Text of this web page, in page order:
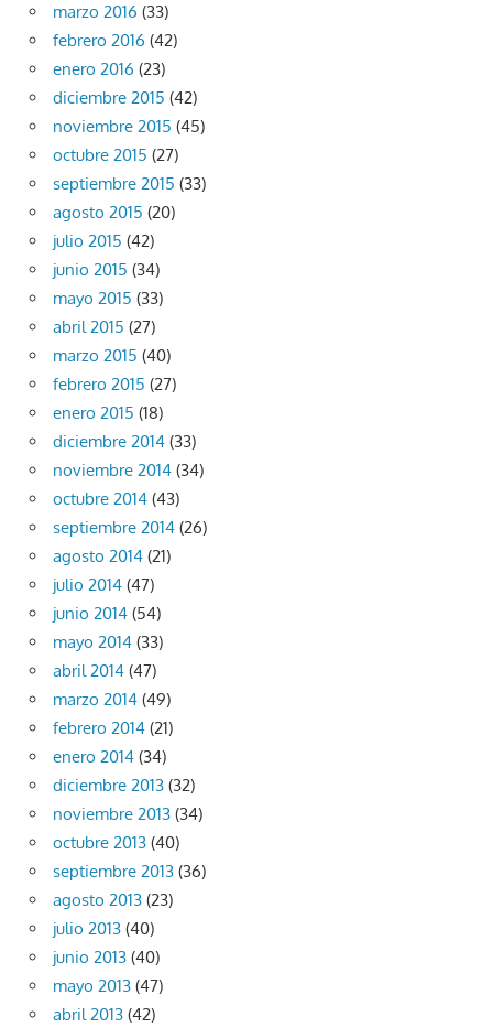
marzo 2016 (33)
febrero 2016 (42)
enero 2016 (23)
diciembre 2015 (42)
noviembre 2015 (45)
octubre 2015 (27)
septiembre 2015 (33)
agosto 2015 (20)
julio 2015 (42)
junio 2015 (34)
mayo 2015 (33)
abril 2015 (27)
marzo 2015 (40)
febrero 2015 (27)
enero 2015 (18)
diciembre 2014 (33)
noviembre 2014 (34)
octubre 2014 (43)
septiembre 2014 (26)
agosto 2014 (21)
julio 2014 (47)
junio 2014 (54)
mayo 2014 (33)
abril 2014 (47)
marzo 2014 (49)
febrero 2014 (21)
enero 2014 (34)
diciembre 2013 (32)
noviembre 2013 (34)
octubre 2013 (40)
septiembre 2013 (36)
agosto 2013 (23)
julio 2013 (40)
junio 2013 (40)
mayo 2013 (47)
abril 2013 (42)